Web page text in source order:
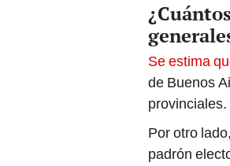
Se estima
de Buenos
Por otro
padrón